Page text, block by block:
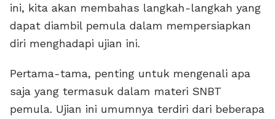
ini, kita akan membahas langkah-langkah yang
dapat diambil pemula dalam mempersiapkan
diri menghadapi ujian ini.
Pertama-tama, penting untuk mengenali apa
saja yang termasuk dalam materi SNBT
pemula. Ujian ini umumnya terdiri dari beberapa